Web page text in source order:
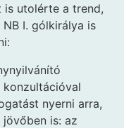
is utolérte a trend,
I. gólkirálya is
nyerni arra,
is: az